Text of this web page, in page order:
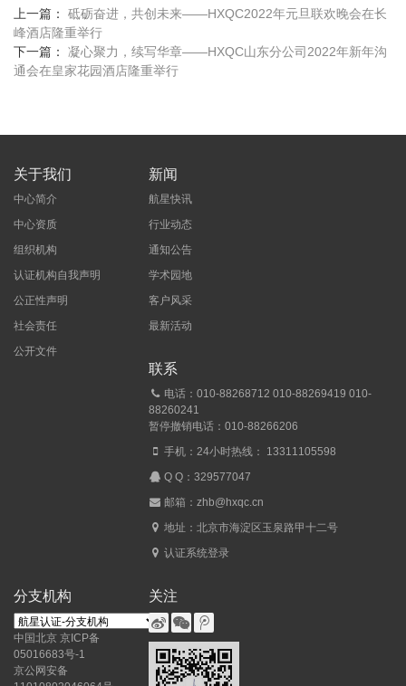
上一篇： 砥砺奋进，共创未来——HXQC2022年元旦联欢晚会在长
峰酒店隆重举行
下一篇： 凝心聚力，续写华章——HXQC山东分公司2022年新年沟
通会在皇家花园酒店隆重举行
关于我们
中心简介
中心资质
组织机构
认证机构自我声明
公正性声明
社会责任
公开文件
新闻
航星快讯
行业动态
通知公告
学术园地
客户风采
最新活动
联系
电话：010-88268712 010-88269419 010-
88260241
暂停撤销电话：010-88266206
手机：24小时热线： 13311105598
Q Q：329577047
邮箱：zhb@hxqc.cn
地址：北京市海淀区玉泉路甲十二号
认证系统登录
分支机构
中国北京 京ICP备
05016683号-1
京公网安备
关注